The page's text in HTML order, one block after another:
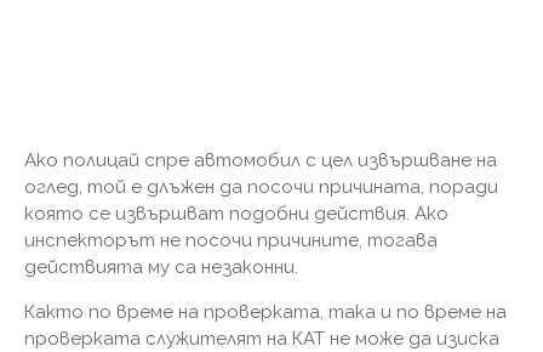
Ако полицай спре автомобил с цел извършване на
оглед, той е длъжен да посочи причината, поради
която се извършват подобни действия. Ако
инспекторът не посочи причините, тогава
действията му са незаконни.
Както по време на проверката, така и по време на
проверката служителят на КАТ не може да изиска